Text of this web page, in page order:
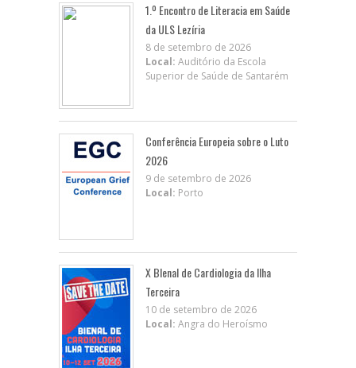
1.º Encontro de Literacia em Saúde
da ULS Lezíria
8 de setembro de 2026
Local: Auditório da Escola
Superior de Saúde de Santarém
Conferência Europeia sobre o Luto
2026
9 de setembro de 2026
Local: Porto
X BIenal de Cardiologia da Ilha
Terceira
10 de setembro de 2026
Local: Angra do Heroísmo